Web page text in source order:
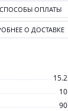
15.2
10
90
СПОСОБЫ ОПЛАТЫ
О ДОСТАВКЕ